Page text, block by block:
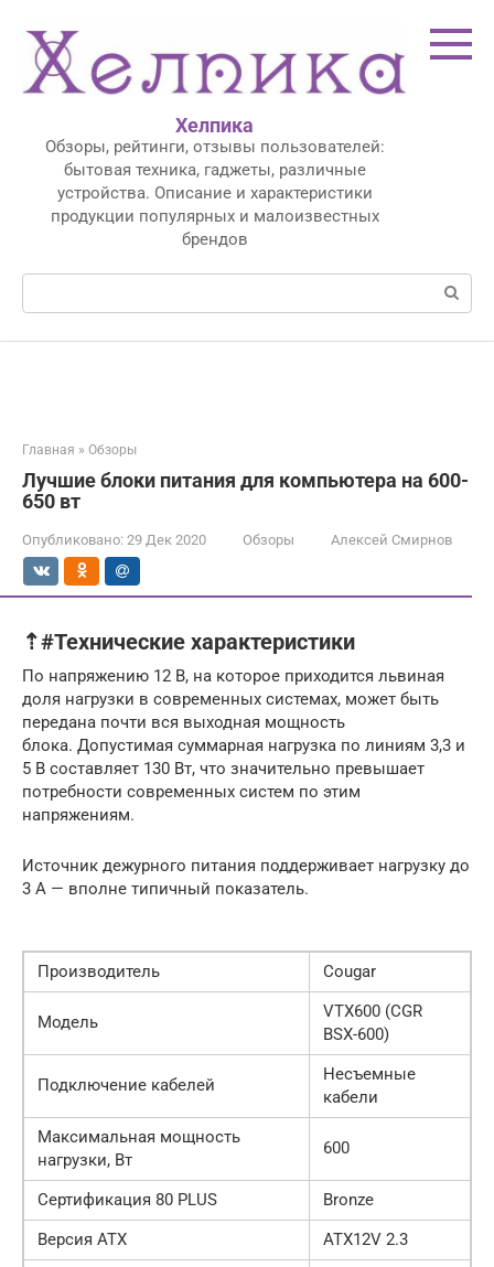
контенту
Хелпика
Обзоры, рейтинги, отзывы пользователей:
бытовая техника, гаджеты, различные
устройства. Описание и характеристики
продукции популярных и малоизвестных
брендов
Поиск:
Главная » Обзоры
Лучшие блоки питания для компьютера на 600-
650 вт
Опубликовано: 29 Дек 2020 Обзоры Алексей Смирнов
⇡#Технические характеристики
По напряжению 12 В, на которое приходится львиная
доля нагрузки в современных системах, может быть
передана почти вся выходная мощность
блока. Допустимая суммарная нагрузка по линиям 3,3 и
5 В составляет 130 Вт, что значительно превышает
потребности современных систем по этим
напряжениям.
Источник дежурного питания поддерживает нагрузку до
3 А — вполне типичный показатель.
Производитель Cougar
Модель
VTX600 (CGR
BSX-600)
Подключение кабелей
Несъемные
кабели
Максимальная мощность
нагрузки, Вт
600
Сертификация 80 PLUS
Bronze
Версия ATX
ATX12V 2.3